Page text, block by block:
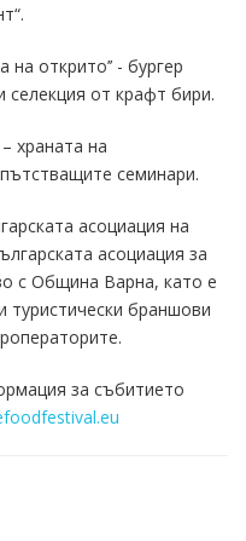
открито’’ - бургер
селекция от крафт бири.
храната на
семинари.
асоциaция на
асоциация за
с Община Варна, като е
туристически браншови
за събитието